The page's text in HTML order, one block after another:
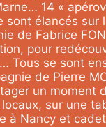
14 «
sont élancés sur
de Fabrice
pour
Tous se sont
de Pierre
un moment
sur une
à Nancy et